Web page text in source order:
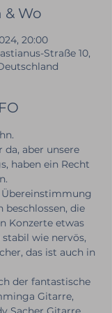
& Wo
20:00
Straße 10,
aber unsere
haben ein Recht
Übereinstimmung
die
Konzerte etwas
stabil wie nervös,
das ist auch in
der fantastische
Gitarre,